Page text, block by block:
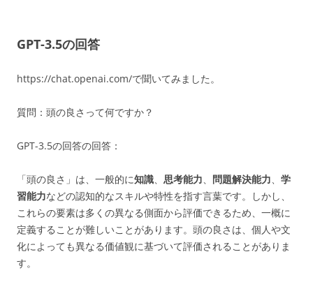
GPT-3.5の回答
https://chat.openai.com/で聞いてみました。
質問：頭の良さって何ですか？
GPT-3.5の回答の回答：
「頭の良さ」は、一般的に知識、 思考能力、 問題解決能力、 学
習能力などの認知的なスキルや特性を指す言葉です。しかし、
これらの要素は多くの異なる側面から評価できるため、一概に
定義することが難しいことがあります。頭の良さは、個人や文
化によっても異なる価値観に基づいて評価されることがありま
す。